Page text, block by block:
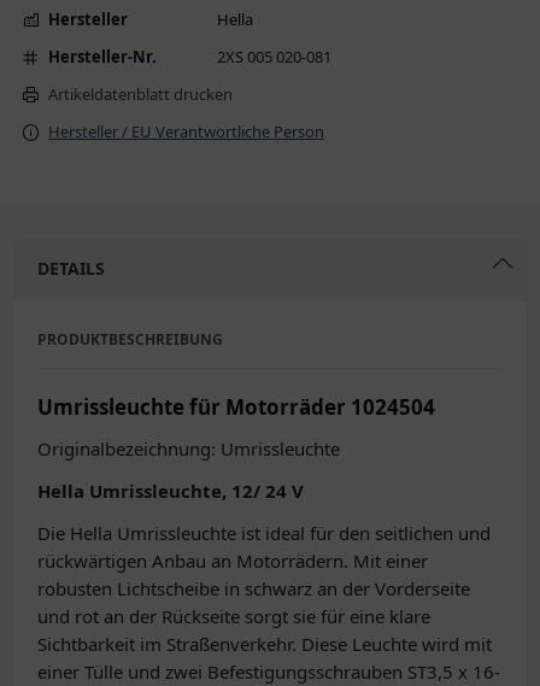
Hersteller
Hella
Hersteller-Nr.
2XS 005 020-081
Artikeldatenblatt drucken
Hersteller / EU Verantwortliche Person
DETAILS
PRODUKTBESCHREIBUNG
Umrissleuchte für Motorräder 1024504
Originalbezeichnung: Umrissleuchte
Hella Umrissleuchte, 12/ 24 V
Die Hella Umrissleuchte ist ideal für den seitlichen und
rückwärtigen Anbau an Motorrädern. Mit einer
robusten Lichtscheibe in schwarz an der Vorderseite
und rot an der Rückseite sorgt sie für eine klare
Sichtbarkeit im Straßenverkehr. Diese Leuchte wird mit
einer Tülle und zwei Befestigungsschrauben ST3,5 x 16-